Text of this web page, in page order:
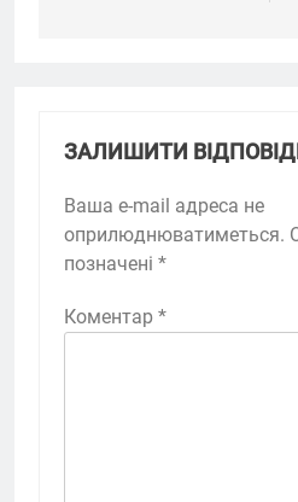
ЗАЛИШИТИ
Ваша e-mail адреса не
оприлюднюватиметься.
позначені *
Коментар *